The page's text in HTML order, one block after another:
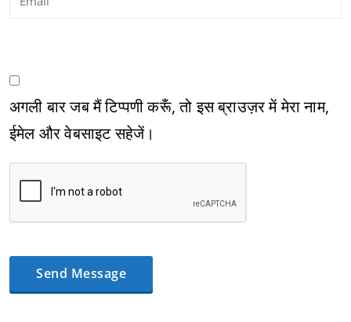
अगली बार जब मैं टिप्पणी करूँ, तो इस ब्राउज़र में मेरा नाम,
ईमेल और वेबसाइट सहेजें।